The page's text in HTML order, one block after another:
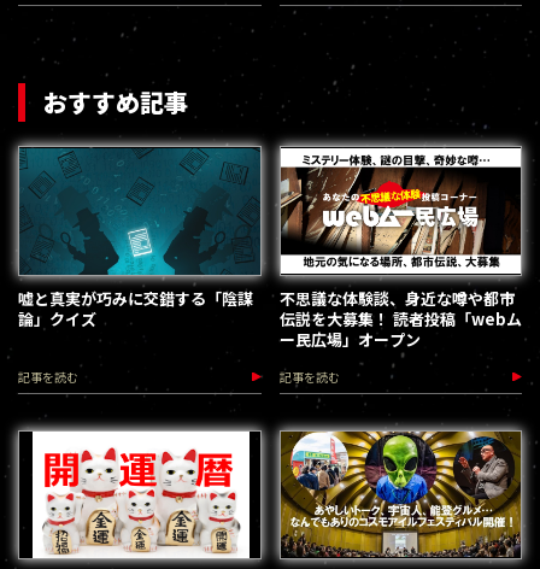
おすすめ記事
嘘と真実が巧みに交錯する「陰謀
論」クイズ
記事を読む
不思議な体験談、身近な噂や都市
伝説を大募集！ 読者投稿「webム
ー民広場」オープン
記事を読む